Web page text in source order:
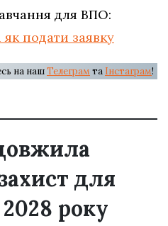
для ВПО:
як подати заявку
на нашТелеграм та Інстаграм!
для
року